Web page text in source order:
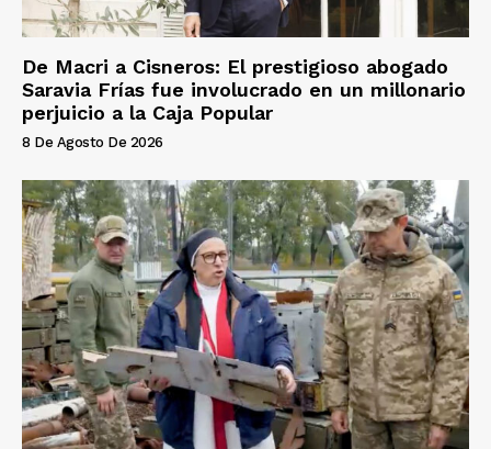
De Macri a Cisneros: El prestigioso abogado
Saravia Frías fue involucrado en un millonario
perjuicio a la Caja Popular
8 De Agosto De 2026